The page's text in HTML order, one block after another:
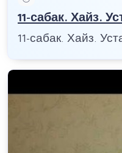
11-сабак. Хайз.
11-сабак. Хайз.